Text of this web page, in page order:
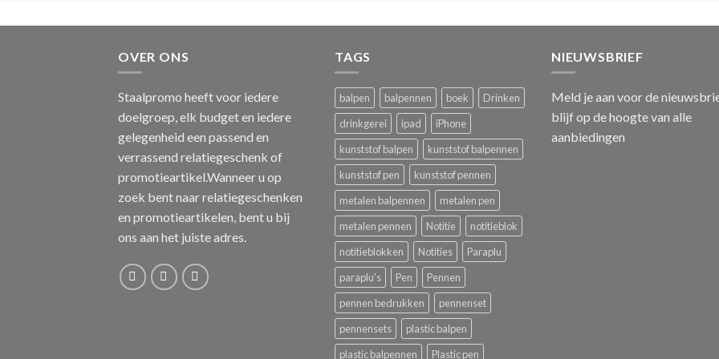
OVER ONS
Staalpromo heeft voor iedere
doelgroep, elk budget en iedere
gelegenheid een passend en
verrassend relatiegeschenk of
promotieartikel.Wanneer u op
zoek bent naar relatiegeschenken
en promotieartikelen, bent u bij
ons aan het juiste adres.
TAGS
balpen balpennen boek
Drinken
drinkgerei
ipad
iPhone
kunststof balpen
kunststof balpennen
kunststof pen
kunststof pennen
metalen balpennen
metalen pen
metalen pennen
Notitie
notitieblok
notitieblokken
Notities
Paraplu
paraplu's
Pen
Pennen
pennen bedrukken
pennenset
pennensets
plastic balpen
plastic balpennen
Plastic pen
NIEUWSBRIEF
Meld je aan voor de
blijf op de hoogte van alle
aanbiedingen